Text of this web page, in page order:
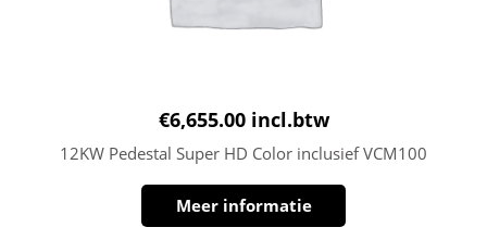
€6,655.00 incl.btw
12KW Pedestal Super HD Color inclusief VCM100
Meer informatie